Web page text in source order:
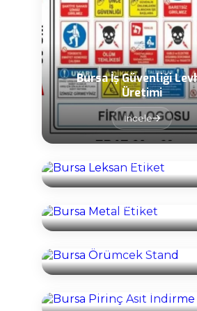
Bursa İş Güvenliği
Üretimi
İncele
Bursa Leksan Etiket
İncele
Bursa Metal Etiket
İncele
Bursa Örümcek
İncele
Bursa Pirinç Asit
İncele
Bursa Reflektif Etiket